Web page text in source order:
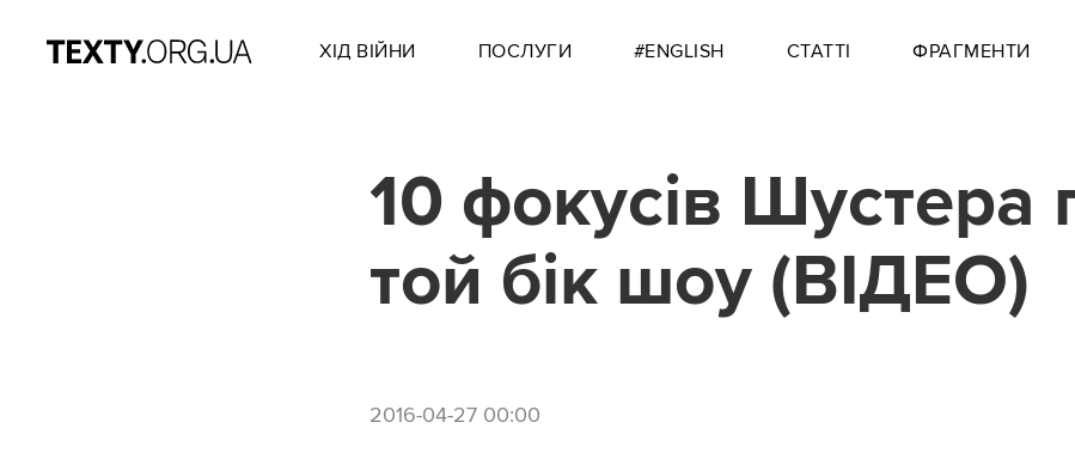
ХІД ВІЙНИ ПОСЛУГИ #ENGLISH СТАТТІ ФРАГМЕНТИ
10 фокусів Шустера
той бік шоу (ВІДЕО)
2016-04-27 00:00